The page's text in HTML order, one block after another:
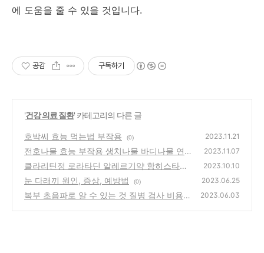
에 도움을 줄 수 있을 것입니다.
공감 구독하기
'건강 의료 질환' 카테고리의 다른 글
호박씨 효능 먹는법 부작용 (0) 2023.11.21
전호나물 효능 부작용 생치나물 바디나물 연
삼, 산아삼
(0)
2023.11.07
클라리틴정 로라타딘 알레르기약 항히스타민
제 부작용이 적은약
(0)
2023.10.10
눈 다래끼 원인, 증상, 예방법 (0) 2023.06.25
복부 초음파로 알 수 있는 것 질병 검사 비용
2023.06.03